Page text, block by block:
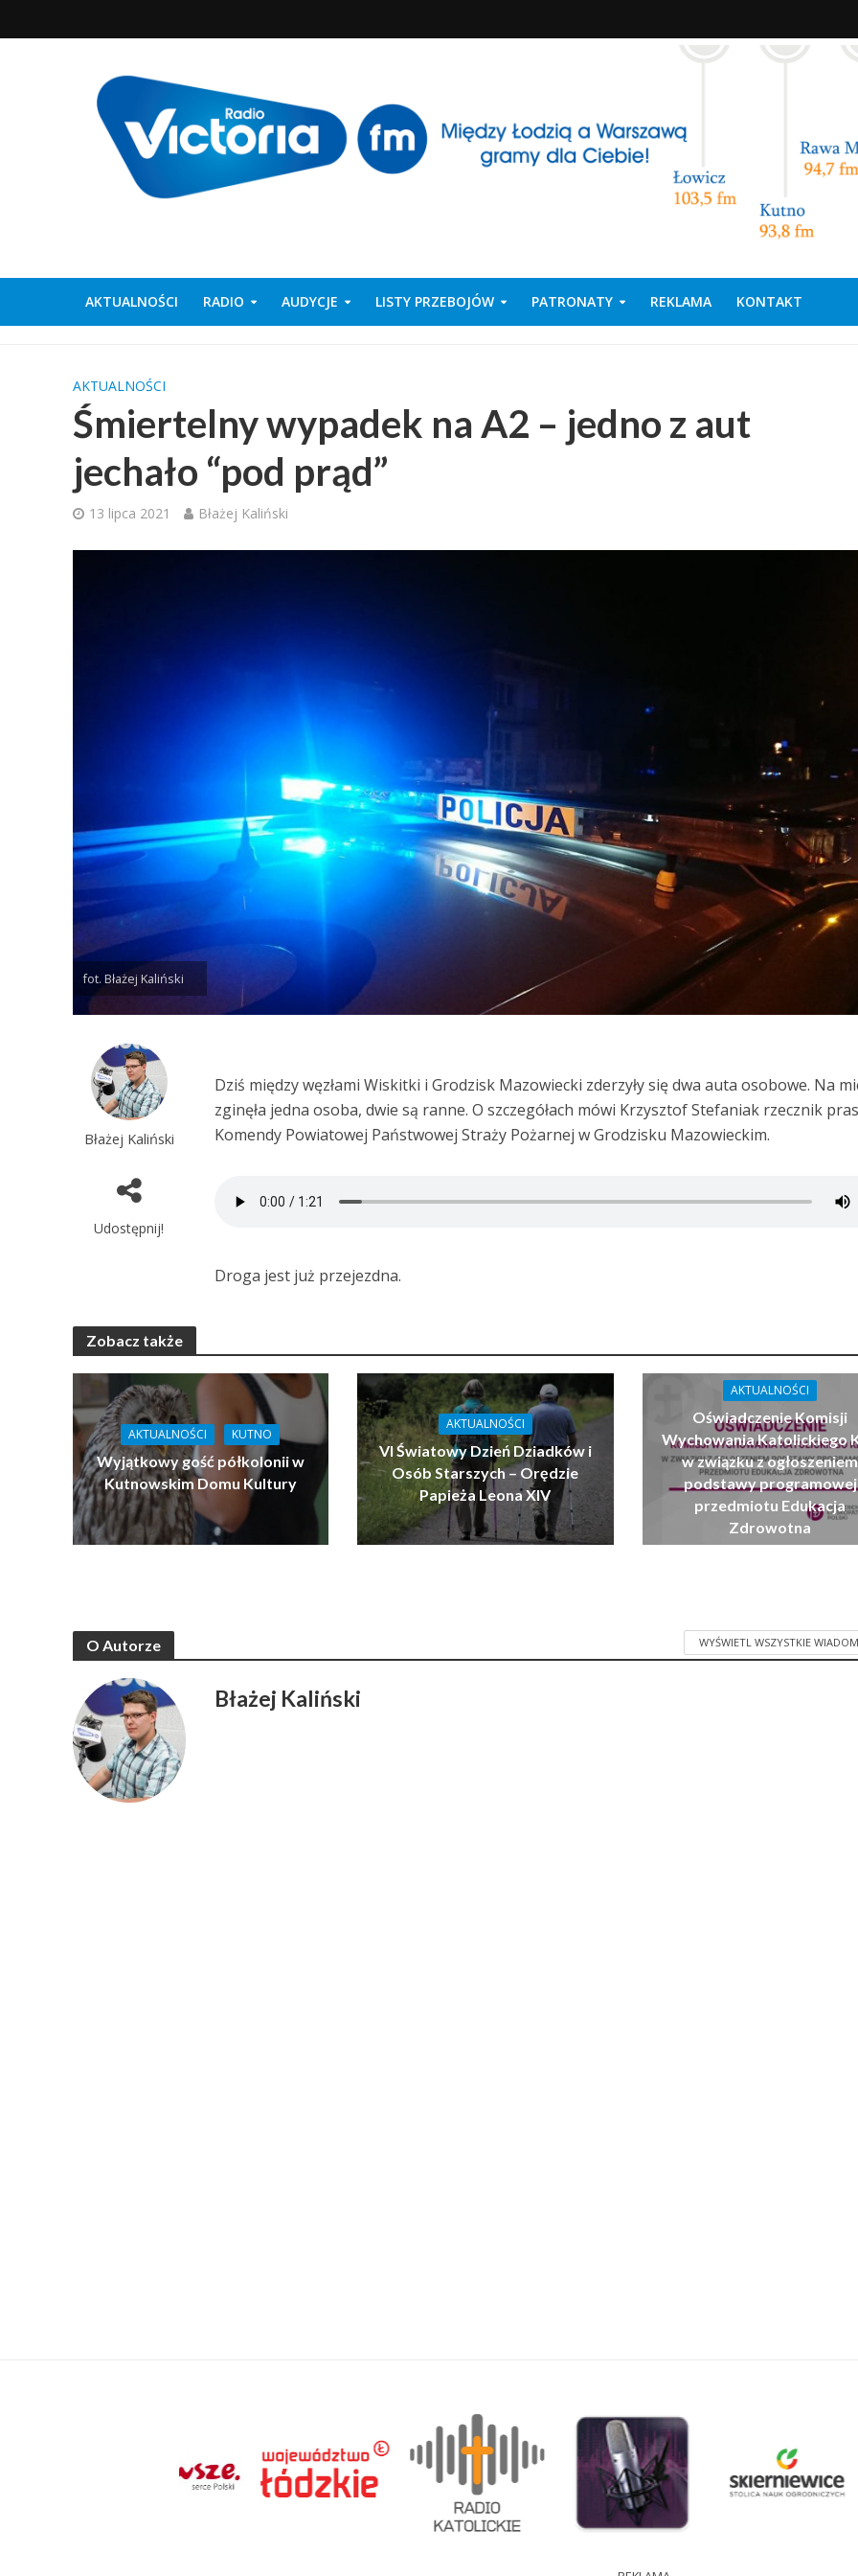
AKTUALNOŚCI RADIO AUDYCJE LISTY PRZEBOJÓW PATRONATY REKLAMA KONTAKT
AKTUALNOŚCI
Śmiertelny wypadek na A2 – jedno z aut
jechało “pod prąd”
13 lipca 2021 Błażej Kaliński
fot. Błażej Kaliński
Błażej Kaliński
Udostępnij!
Dziś między węzłami Wiskitki i Grodzisk Mazowiecki zderzyły się dwa auta osobowe. Na
zginęła jedna osoba, dwie są ranne. O szczegółach mówi Krzysztof Stefaniak rzecznik
Komendy Powiatowej Państwowej Straży Pożarnej w Grodzisku Mazowieckim.
Droga jest już przejezdna.
Zobacz także
AKTUALNOŚCI KUTNO
Wyjątkowy gość półkolonii w
Kutnowskim Domu Kultury
AKTUALNOŚCI
VI Światowy Dzień Dziadków i
Osób Starszych – Orędzie
Papieża Leona XIV
AKTUALNOŚCI
Oświadczenie Komisji
Wychowania Katolickiego
w związku z ogłoszeniem
podstawy programowej
przedmiotu Edukacja
Zdrowotna
O Autorze WYŚWIETL WSZYSTKIE
Błażej Kaliński